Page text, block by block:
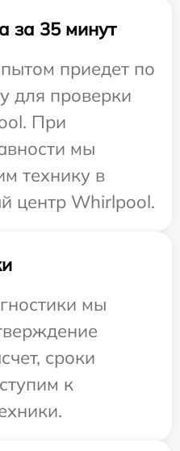
за 35 минут
приедет по
для проверки
При
мы
технику в
центр Whirlpool.
мы
сроки
к